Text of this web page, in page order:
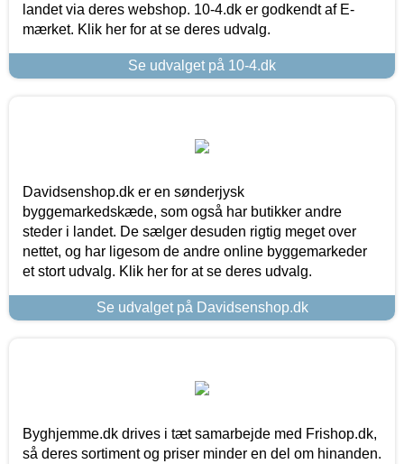
landet via deres webshop. 10-4.dk er godkendt af E-
mærket. Klik her for at se deres udvalg.
Se udvalget på 10-4.dk
Davidsenshop.dk er en sønderjysk
byggemarkedskæde, som også har butikker andre
steder i landet. De sælger desuden rigtig meget over
nettet, og har ligesom de andre online byggemarkeder
et stort udvalg. Klik her for at se deres udvalg.
Se udvalget på Davidsenshop.dk
Byghjemme.dk drives i tæt samarbejde med Frishop.dk,
så deres sortiment og priser minder en del om hinanden.